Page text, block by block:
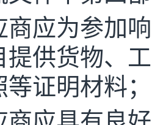
商应为参加
提供货物、
证明材料；